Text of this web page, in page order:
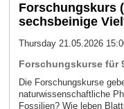
Forschungskurs
sechsbeinige
Thursday 21.05.2026
Forschungskurse für
Die Forschungskurse
naturwissenschaftliche
Fossilien? Wie leben